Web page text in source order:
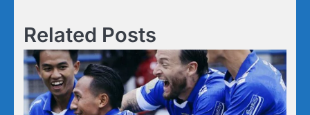
Related Posts